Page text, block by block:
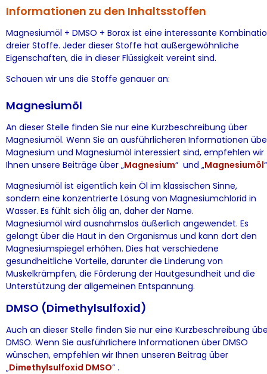
Informationen zu den Inhaltsstoffen
Magnesiumöl + DMSO + Borax ist eine interessante
dreier Stoffe. Jeder dieser Stoffe hat außergewöhnliche
Eigenschaften, die in dieser Flüssigkeit vereint sind.
Schauen wir uns die Stoffe genauer an:
Magnesiumöl
An dieser Stelle finden Sie nur eine Kurzbeschreibung über
Magnesiumöl. Wenn Sie an ausführlicheren Informationen
Magnesium und Magnesiumöl interessiert sind, empfehlen wir
Ihnen unsere Beiträge über „Magnesium“ und „Magnesiumöl
Magnesiumöl ist eigentlich kein Öl im klassischen Sinne,
sondern eine konzentrierte Lösung von Magnesiumchlorid in
Wasser. Es fühlt sich ölig an, daher der Name.
Magnesiumöl wird ausnahmslos äußerlich angewendet. Es
gelangt über die Haut in den Organismus und kann dort den
Magnesiumspiegel erhöhen. Dies hat verschiedene
gesundheitliche Vorteile, darunter die Linderung von
Muskelkrämpfen, die Förderung der Hautgesundheit und die
Unterstützung der allgemeinen Entspannung.
DMSO (Dimethylsulfoxid)
Auch an dieser Stelle finden Sie nur eine Kurzbeschreibung
DMSO. Wenn Sie ausführlichere Informationen über DMSO
wünschen, empfehlen wir Ihnen unseren Beitrag über
„Dimethylsulfoxid DMSO“ .